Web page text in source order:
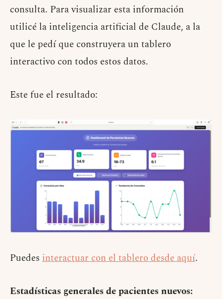
consulta. Para visualizar esta información
utilicé la inteligencia artificial de Claude, a la
que le pedí que construyera un tablero
interactivo con todos estos datos.
Este fue el resultado:
Puedes interactuar con el tablero desde aquí.
Estadísticas generales de pacientes nuevos: